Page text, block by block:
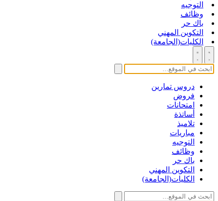
التوجيه
وظائف
باك حر
التكوين المهني
الكليات(الجامعة)
دروس تمارين
فروض
امتحانات
أساتذة
تلاميذ
مباريات
التوجيه
وظائف
باك حر
التكوين المهني
الكليات(الجامعة)